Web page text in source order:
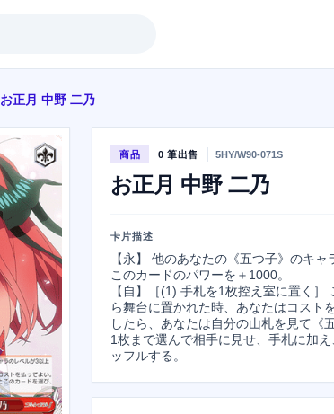
お正月 中野 二乃
商品 0 筆出售 5HY/W90-071S
お正月 中野 二乃
卡片描述
【永】 他のあなたの《五つ子》のキャ
このカードのパワーを＋1000。
【自】［(1) 手札を1枚控え室に置く］
ら舞台に置かれた時、あなたはコスト
したら、あなたは自分の山札を見て《
1枚まで選んで相手に見せ、手札に加
ッフルする。